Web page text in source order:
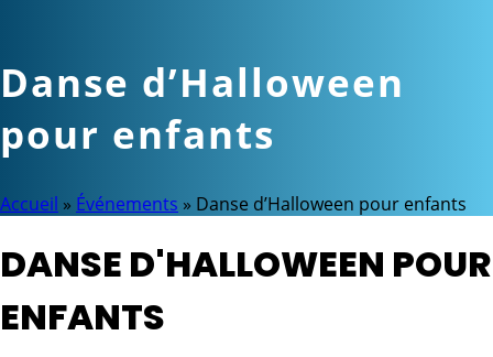
Danse d’Halloween
pour enfants
Accueil » Événements » Danse d’Halloween pour enfants
DANSE D'HALLOWEEN POUR
ENFANTS